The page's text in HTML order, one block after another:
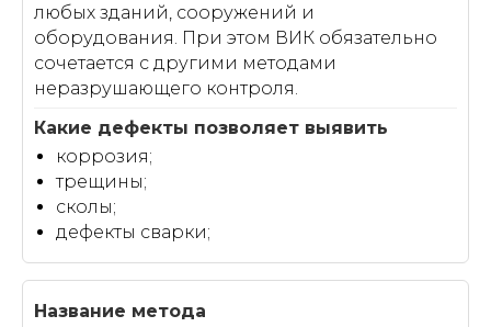
любых зданий, сооружений и
оборудования. При этом ВИК обязательно
сочетается с другими методами
неразрушающего контроля.
коррозия;
трещины;
сколы;
дефекты сварки;